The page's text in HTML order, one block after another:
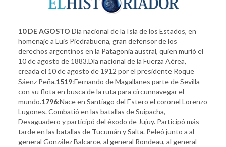
10 DE AGOSTO Día nacional de la Isla de los Estados, en
homenaje a Luis Piedrabuena, gran defensor de los
derechos argentinos en la Patagonia austral, quien murió el
10 de agosto de 1883.Día nacional de la Fuerza Aérea,
creada el 10 de agosto de 1912 por el presidente Roque
Sáenz Peña.1519:Fernando de Magallanes parte de Sevilla
con su flota en busca de la ruta para circunnavegar el
mundo.1796:Nace en Santiago del Estero el coronel Lorenzo
Lugones. Combatió en las batallas de Suipacha,
Desaguadero y participó del éxodo de Jujuy. Participó más
tarde en las batallas de Tucumán y Salta. Peleó junto a al
general González Balcarce, al general Rondeau, al general